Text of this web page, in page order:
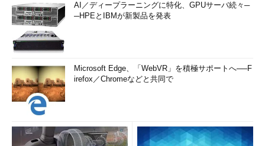
AI／ディープラーニングに特化、GPUサーバ続々─
─HPEとIBMが新製品を発表
Microsoft Edge、「WebVR」を積極サポートへ──F
irefox／Chromeなどと共同で